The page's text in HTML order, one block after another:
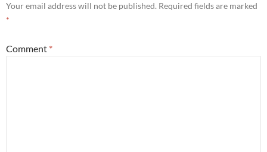
Your email address will not be published. Required fields are marked
*
Comment *